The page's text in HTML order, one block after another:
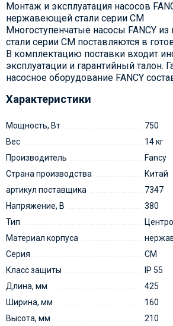
Монтаж и эксплуатация насосов
нержавеющей стали серии CM
Многоступенчатые насосы FANCY
стали серии CM поставляются в
В комплектацию поставки входит
эксплуатации и гарантийный талон.
насосное оборудование FANCY
Характеристики
Мощность, Вт
750
Вес
14 кг
Производитель
Fancy
Страна производства
Китай
артикул поставщика
7347
Напряжение, В
380
Тип
Материал корпуса
Серия
CM
Класс защиты
IP 55
Длина, мм
425
Ширина, мм
160
Высота, мм
210